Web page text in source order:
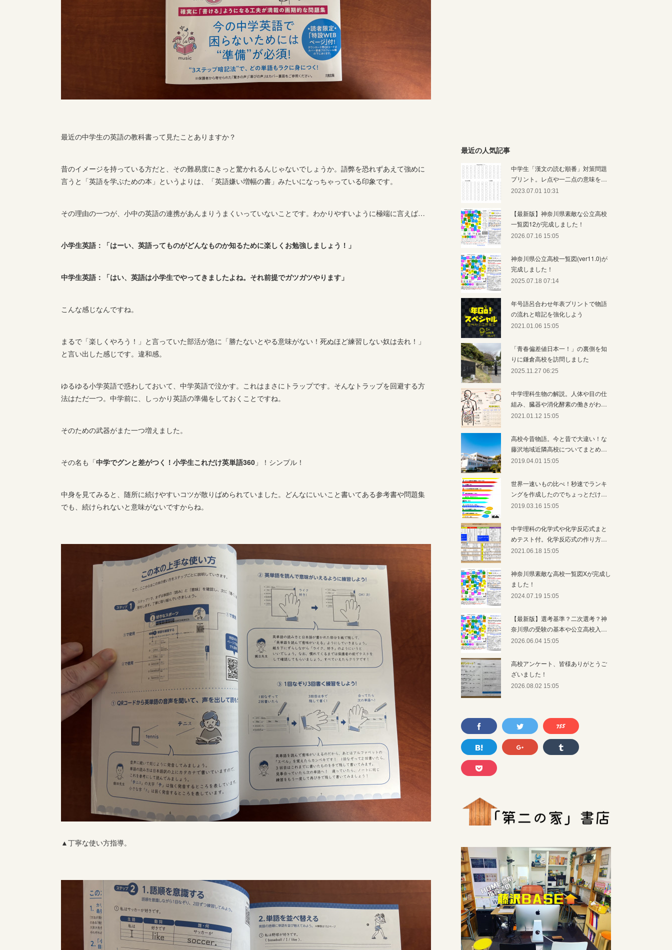
最近の中学生の英語の教科書って見たことありますか？
昔のイメージを持っている方だと、その難易度にきっと驚かれるんじゃないでしょうか。語弊を恐れずあえて強めに
言うと「英語を学ぶための本」というよりは、「英語嫌い増幅の書」みたいになっちゃっている印象です。
その理由の一つが、小中の英語の連携があんまりうまくいっていないことです。わかりやすいように極端に言えば…
小学生英語：「はーい、英語ってものがどんなものか知るために楽しくお勉強しましょう！」
中学生英語：「はい、英語は小学生でやってきましたよね。それ前提でガツガツやります」
こんな感じなんですね。
まるで「楽しくやろう！」と言っていた部活が急に「勝たないとやる意味がない！死ぬほど練習しない奴は去れ！」
と言い出した感じです。違和感。
ゆるゆる小学英語で惑わしておいて、中学英語で泣かす。これはまさにトラップです。そんなトラップを回避する方
法はただ一つ。中学前に、しっかり英語の準備をしておくことですね。
そのための武器がまた一つ増えました。
その名も「中学でグンと差がつく！ 小学生これだけ英単語360 」！シンプル！
中身を見てみると、随所に続けやすいコツが散りばめられていました。どんなにいいこと書いてある参考書や問題集
でも、続けられないと意味がないですからね。
▲丁寧な使い方指導。
最近の人気記事
中学生「漢文の読む順番」対策問題
プリント。レ点や一二点の意味を…
2023.07.01 10:31
【最新版】神奈川県素敵な公立高校
一覧図12が完成しました！
2026.07.16 15:05
神奈川県公立高校一覧図(ver11.0)が
完成しました！
2025.07.18 07:14
年号語呂合わせ年表プリントで物語
の流れと暗記を強化しよう
2021.01.06 15:05
「青春偏差値日本一！」の裏側を知
りに鎌倉高校を訪問しました
2025.11.27 06:25
中学理科生物の解説。人体や目の仕
組み、臓器や消化酵素の働きがわ…
2021.01.12 15:05
高校今昔物語。今と昔で大違い！な
藤沢地域近隣高校についてまとめ…
2019.04.01 15:05
世界一速いもの比べ！秒速でランキ
ングを作成したのでちょっとだけ…
2019.03.16 15:05
中学理科の化学式や化学反応式まと
めテスト付。化学反応式の作り方…
2021.06.18 15:05
神奈川県素敵な高校一覧図Xが完成し
ました！
2024.07.19 15:05
【最新版】選考基準？二次選考？神
奈川県の受験の基本や公立高校入…
2026.06.04 15:05
高校アンケート、皆様ありがとうご
ざいました！
2026.08.02 15:05